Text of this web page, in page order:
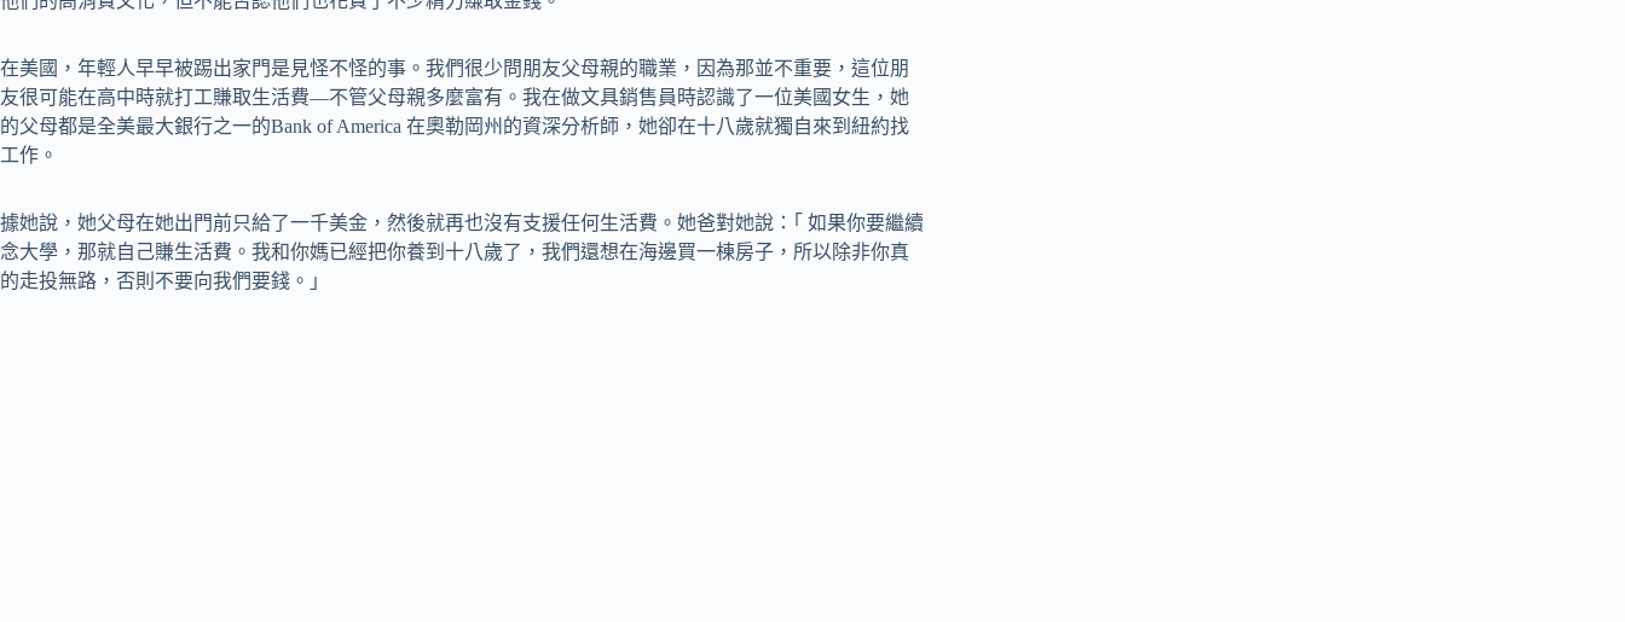
在美國，年輕人早早被踢出家門是見怪不怪的事。我們很少問朋友父母親的職業，因為那並不重要，這位朋
友很可能在高中時就打工賺取生活費—不管父母親多麼富有。我在做文具銷售員時認識了一位美國女生，她
的父母都是全美最大銀行之一的Bank of America 在奧勒岡州的資深分析師，她卻在十八歲就獨自來到紐約找
工作。
據她說，她父母在她出門前只給了一千美金，然後就再也沒有支援任何生活費。她爸對她說：｢ 如果你要繼續
念大學，那就自己賺生活費。我和你媽已經把你養到十八歲了，我們還想在海邊買一棟房子，所以除非你真
的走投無路，否則不要向我們要錢。｣